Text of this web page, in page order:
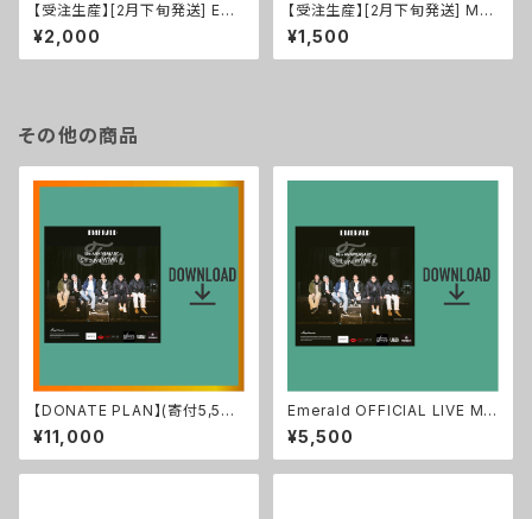
【受注生産】[2月下旬発送] Em
erald Whisky Glass
¥2,000
【受注生産】[2月下旬発送] MV
& Logo Key Holder 3peac
e Set
¥1,500
その他の商品
【DONATE PLAN】(寄付5,500
円) Emerald OFFICIAL LIVE
MOVIE 2022.1 TEN at SHIB
UYA WWWX (Data)
¥11,000
Emerald OFFICIAL LIVE MO
VIE 2022.1 TEN at SHIBUYA
WWWX (Data)
¥5,500